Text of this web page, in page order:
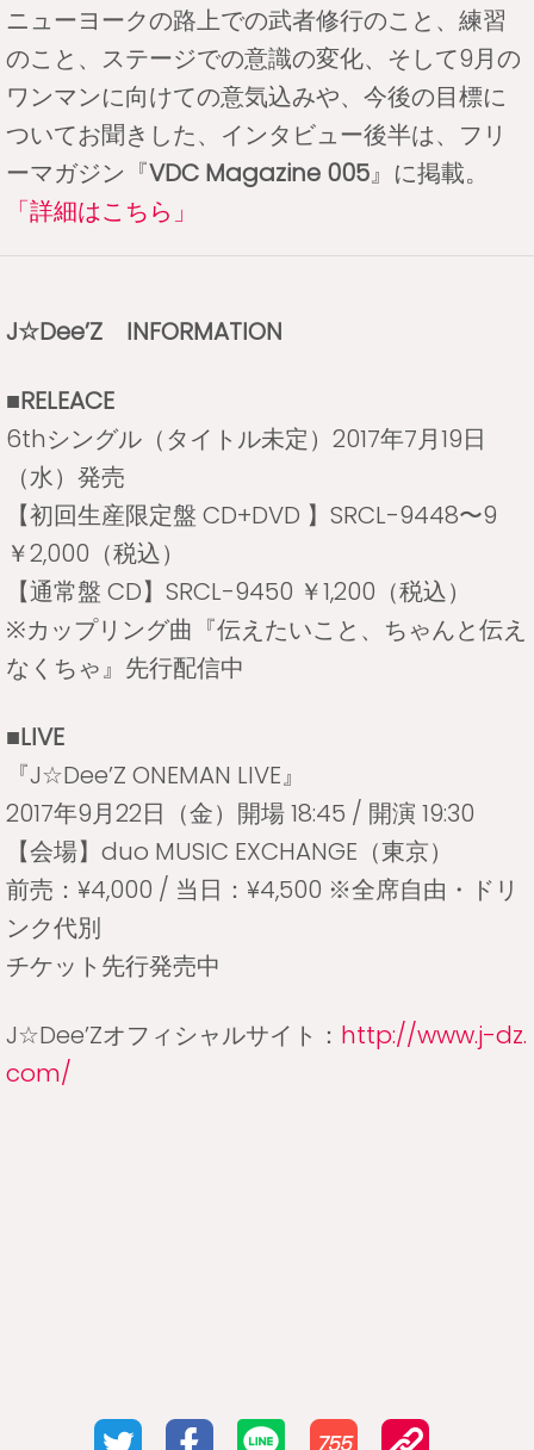
ニューヨークの路上での武者修行のこと、練習
のこと、ステージでの意識の変化、そして9月の
ワンマンに向けての意気込みや、今後の目標に
ついてお聞きした、インタビュー後半は、フリ
ーマガジン『VDC Magazine 005』に掲載。
「詳細はこちら」
J☆Dee’Z INFORMATION
■RELEACE
6thシングル（タイトル未定）2017年7月19日
（水）発売
【初回生産限定盤 CD+DVD 】SRCL-9448〜9
￥2,000（税込）
【通常盤 CD】SRCL-9450 ￥1,200（税込）
※カップリング曲『伝えたいこと、ちゃんと伝え
なくちゃ』先行配信中
■LIVE
『J☆Dee’Z ONEMAN LIVE』
2017年9月22日（金）開場 18:45 / 開演 19:30
【会場】duo MUSIC EXCHANGE（東京）
前売：¥4,000 / 当日：¥4,500 ※全席自由・ドリ
ンク代別
チケット先行発売中
J☆Dee’Zオフィシャルサイト： http://www.j-dz.
com/